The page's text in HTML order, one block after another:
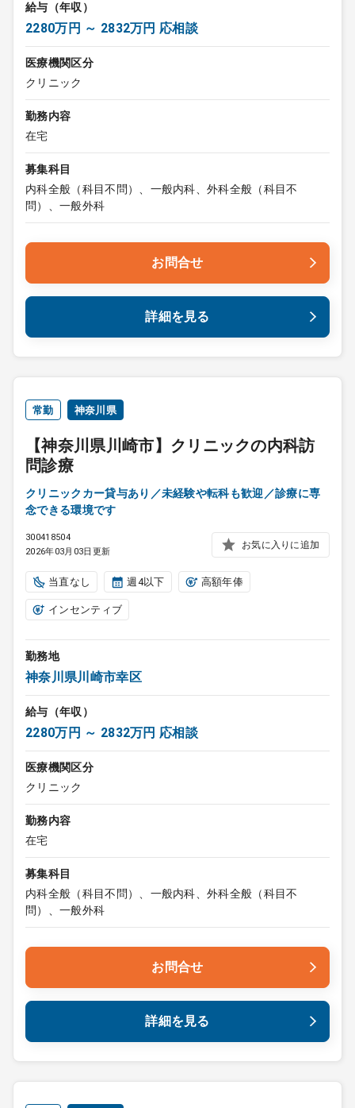
給与（年収）
2280万円 ～ 2832万円 応相談
医療機関区分
クリニック
勤務内容
在宅
募集科目
内科全般（科目不問）、一般内科、外科全般（科目不
問）、一般外科
お問合せ
詳細を見る
常勤 神奈川県
【神奈川県川崎市】クリニックの内科訪
問診療
クリニックカー貸与あり／未経験や転科も歓迎／診療に専
念できる環境です
300418504
2026年03月03日更新
お気に入りに追加
当直なし 週4以下 高額年俸
インセンティブ
勤務地
神奈川県川崎市幸区
給与（年収）
2280万円 ～ 2832万円 応相談
医療機関区分
クリニック
勤務内容
在宅
募集科目
内科全般（科目不問）、一般内科、外科全般（科目不
問）、一般外科
お問合せ
詳細を見る